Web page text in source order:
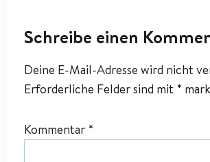
Schreibe einen
Deine E-Mail-Adresse wird nicht
Erforderliche Felder sind mit *
Kommentar *